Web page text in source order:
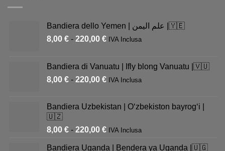
Bandiera dello Yemen | علم اليمن |🇾🇪
8,00 € - 220,00 € IVA Inclusa
Bandiera di Vanuatu | Ifly blong Vanuatu |🇻🇺
8,00 € - 220,00 € IVA Inclusa
Bandiera Uzbekistan | Oʻzbekiston bayrogʻi |
🇺🇿
8,00 € - 220,00 € IVA Inclusa
Bandiera Uganda | Bendera ya Uganda |🇺🇬